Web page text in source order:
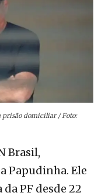
prisão domiciliar / Foto:
Brasil,
Papudinha. Ele
PF desde 22